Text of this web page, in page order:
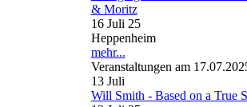
& Moritz
16 Juli 25
Heppenheim
mehr...
Veranstaltungen am
13 Juli
Will Smith - Based on a True